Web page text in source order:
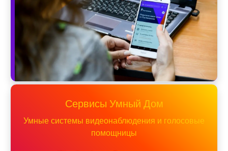
Сервисы Умный Дом
Умные системы видеонаблюдения и голосовые
помощницы